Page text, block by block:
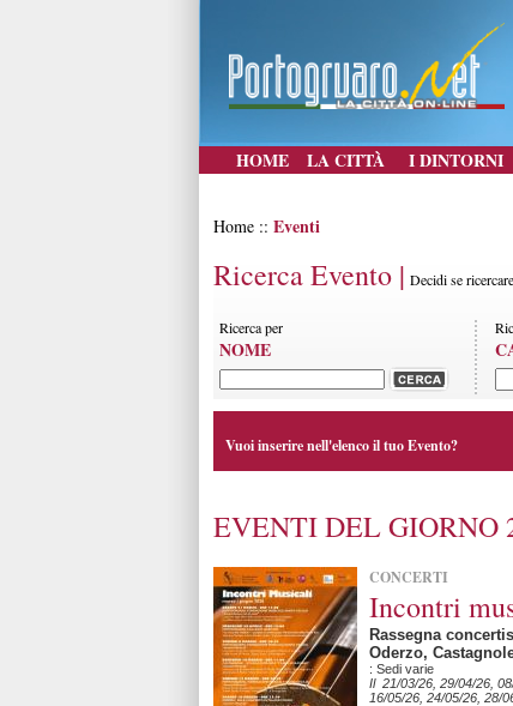
HOME LA CITTÀ I DINTORNI
Home :: Eventi
Ricerca Evento | Decidi se
Ricerca per
NOME
Vuoi inserire nell'elenco il tuo Evento?
EVENTI DEL GIORNO
CONCERTI
Incontri
Rassegna
Oderzo,
: Sedi varie
Il 21/03/26, 29/04/26,
16/05/26, 24/05/26, 28/